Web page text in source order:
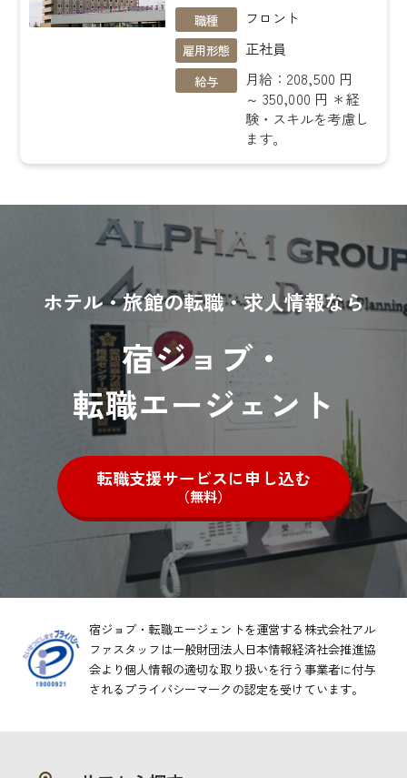
職種 フロント
雇用形態 正社員
給与
月給：208,500 円
～ 350,000 円 ＊経
験・スキルを考慮し
ます。
ホテル・旅館の転職・求人情報なら
宿ジョブ・
転職エージェント
転職支援サービスに申し込む
（無料）
宿ジョブ・転職エージェントを運営する株式会社アル
ファスタッフは一般財団法人日本情報経済社会推進協
会より個人情報の適切な取り扱いを行う事業者に付与
されるプライバシーマークの認定を受けています。